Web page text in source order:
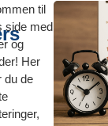
til
side med
og
Her
du de